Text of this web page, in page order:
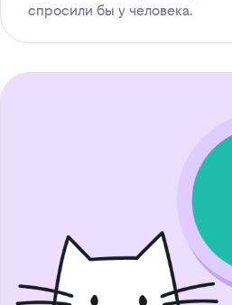
спросили бы у человека.